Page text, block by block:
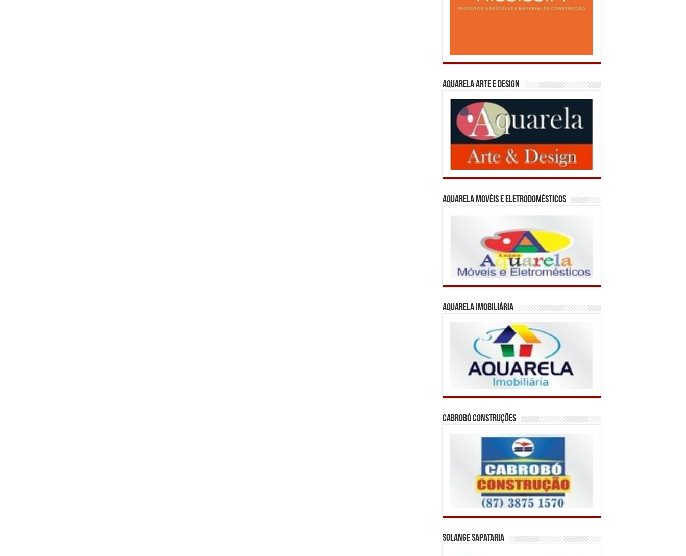
Aquarela Arte e Design
Aquarela Movéis e Eletrodomésticos
Aquarela Imobiliária
Cabrobó Construções
Solange Sapataria